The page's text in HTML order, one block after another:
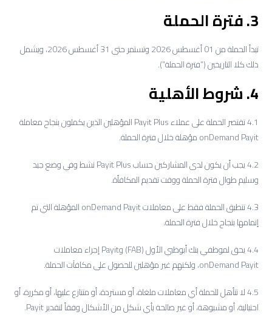
3. فترة الحملة
تبدأ الحملة من 01 أغسطس 2026 وتستمر حتى 31 أغسطس 2026، ويشمل
ذلك كلا التاريخين (“فترة الحملة”).
4. شروط الأهلية
4.1 تقتصر الحملة على عملاء Payit Plus المؤهلين الذين يكملون بنجاح معاملة
onDemand Payit مؤهلة خلال فترة الحملة.
4.2 يجب أن يكون لدى المشاركين حساب Payit Plus نشط وفي وضع جيد
وسليم طوال فترة الحملة ووقت تقديم المكافأة.
4.3 تنطبق الحملة فقط على معاملات onDemand Payit المؤهلة التي تم
إتمامها بنجاح خلال فترة الحملة.
4.4 يحق لموظفي بنك أبوظبي الأول (FAB) وPayit إجراء معاملات
onDemand Payit، ولكنهم غير مؤهلين للحصول على مكافآت الحملة.
4.5 لا تتأهل للحملة أي معاملات ملغاة، أو مستردة، أو متنازع عليها، أو مكررة، أو
احتيالية، أو مشبوهة، أو غير صالحة بأي شكل من الأشكال وفقاً لتقدير Payit.